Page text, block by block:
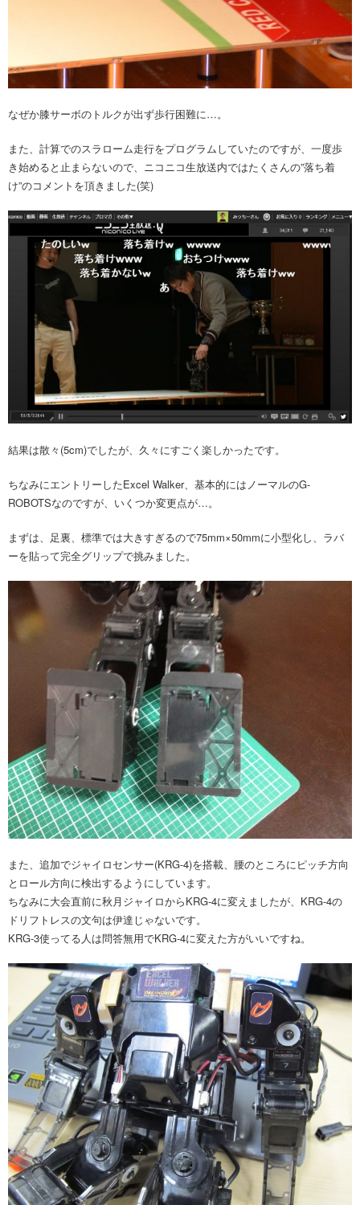
なぜか膝サーボのトルクが出ず歩行困難に…。
また、計算でのスラローム走行をプログラムしていたのですが、一度歩
き始めると止まらないので、ニコニコ生放送内ではたくさんの”落ち着
け”のコメントを頂きました(笑)
結果は散々(5cm)でしたが、久々にすごく楽しかったです。
ちなみにエントリーしたExcel Walker、基本的にはノーマルのG-
ROBOTSなのですが、いくつか変更点が…。
まずは、足裏、標準では大きすぎるので75mm×50mmに小型化し、ラバ
ーを貼って完全グリップで挑みました。
また、追加でジャイロセンサー(KRG-4)を搭載、腰のところにピッチ方向
とロール方向に検出するようにしています。
ちなみに大会直前に秋月ジャイロからKRG-4に変えましたが、KRG-4の
ドリフトレスの文句は伊達じゃないです。
KRG-3使ってる人は問答無用でKRG-4に変えた方がいいですね。